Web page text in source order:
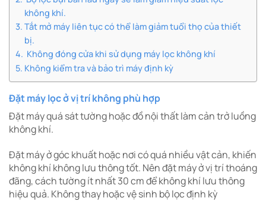
không khí.
Tắt mở máy liên tục có thể làm giảm tuổi thọ của thiết
bị.
Không đóng cửa khi sử dụng máy lọc không khí
Không kiểm tra và bảo trì máy định kỳ
Đặt máy lọc ở vị trí không phù hợp
Đặt máy quá sát tường hoặc đồ nội thất làm cản trở luồng
không khí.
Đặt máy ở góc khuất hoặc nơi có quá nhiều vật cản, khiến
không khí không lưu thông tốt. Nên đặt máy ở vị trí thoáng
đãng, cách tường ít nhất 30 cm để không khí lưu thông
hiệu quả. Không thay hoặc vệ sinh bộ lọc định kỳ